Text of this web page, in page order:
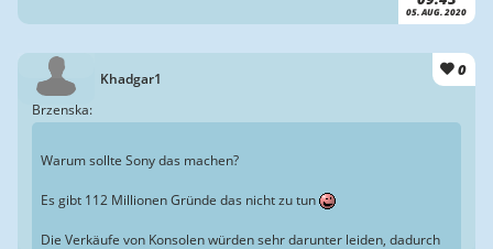
05. AUG. 2020
Khadgar1 0
Brzenska:
Warum sollte Sony das machen?
Es gibt 112 Millionen Gründe das nicht zu tun
Die Verkäufe von Konsolen würden sehr darunter leiden, dadurch